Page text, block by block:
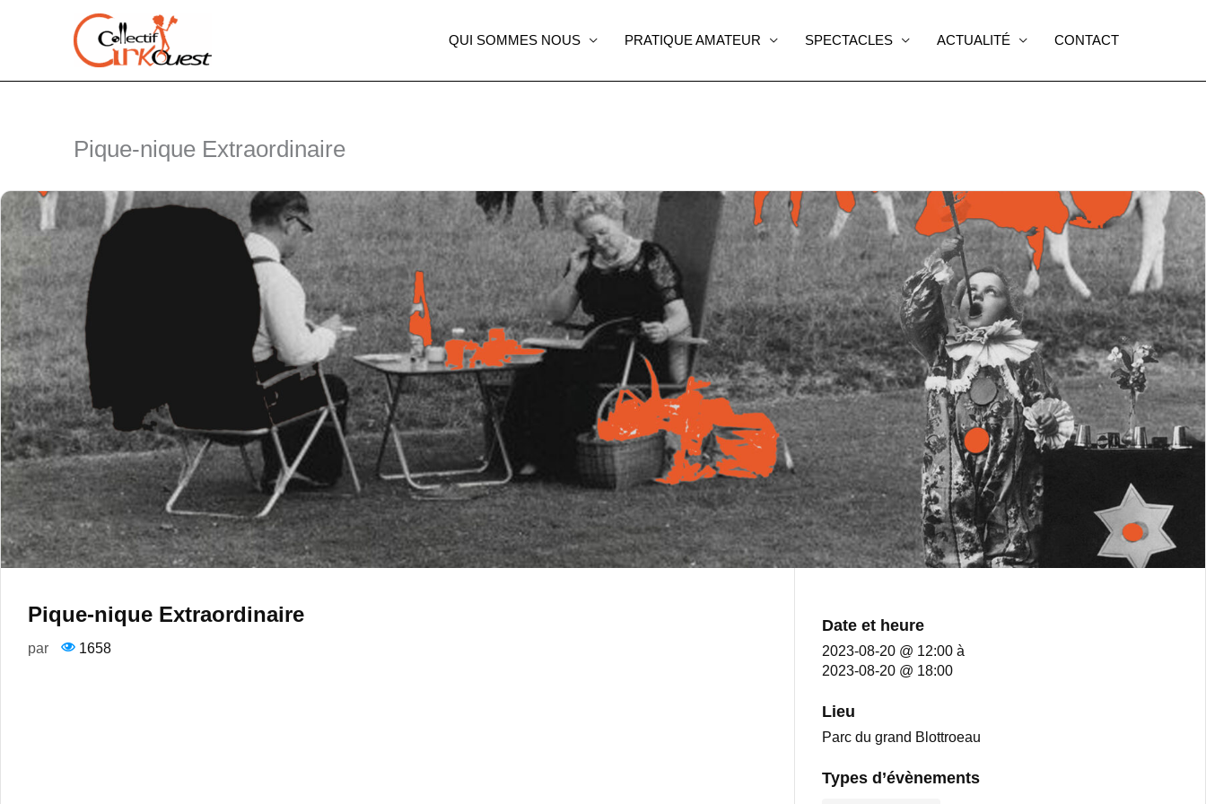
QUI SOMMES NOUS PRATIQUE AMATEUR SPECTACLES ACTUALITÉ CONTACT
Pique-nique Extraordinaire
Pique-nique Extraordinaire
par 1658
Date et heure
2023-08-20 @ 12:00 à
2023-08-20 @ 18:00
Lieu
Parc du grand Blottroeau
Types d’évènements